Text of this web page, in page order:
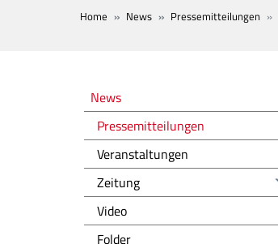
BREADCRUMB
Home News Pressemitteilungen
Novità
News
Pressemitteilungen
Veranstaltungen
Zeitung
Video
Folder